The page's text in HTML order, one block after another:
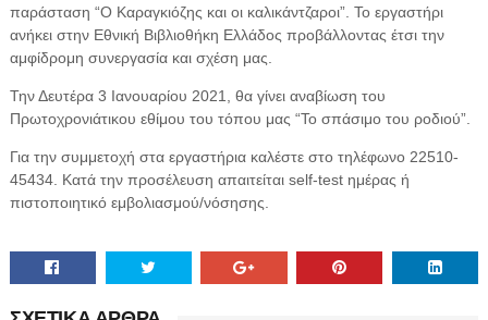
παράσταση “O Καραγκιόζης και οι καλικάντζαροι”. Το εργαστήρι
ανήκει στην Εθνική Βιβλιοθήκη Ελλάδος προβάλλοντας έτσι την
αμφίδρομη συνεργασία και σχέση μας.
Την Δευτέρα 3 Ιανουαρίου 2021, θα γίνει αναβίωση του
Πρωτοχρονιάτικου εθίμου του τόπου μας “Το σπάσιμο του ροδιού”.
Για την συμμετοχή στα εργαστήρια καλέστε στο τηλέφωνο 22510-
45434. Κατά την προσέλευση απαιτείται self-test ημέρας ή
πιστοποιητικό εμβολιασμού/νόσησης.